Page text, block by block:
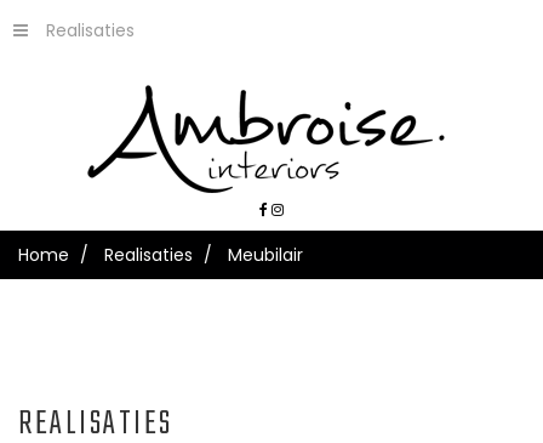
Realisaties
Home Realisaties Meubilair
REALISATIES